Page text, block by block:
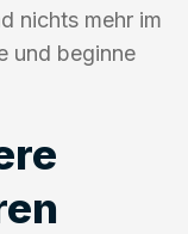
nichts mehr im
und beginne